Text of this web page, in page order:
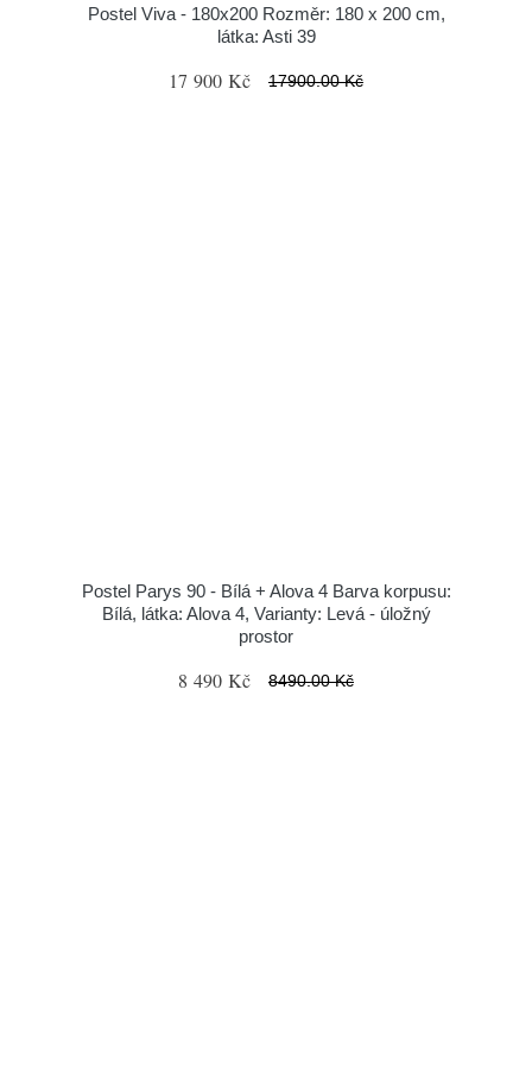
Postel Viva - 180x200 Rozměr: 180 x 200 cm,
látka: Asti 39
17 900 Kč 17900.00 Kč
Postel Parys 90 - Bílá + Alova 4 Barva korpusu:
Bílá, látka: Alova 4, Varianty: Levá - úložný
prostor
8 490 Kč 8490.00 Kč